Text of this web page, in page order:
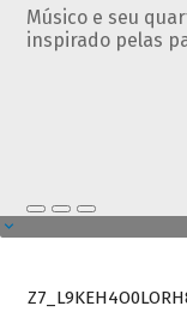
Músico e seu
inspirado pelas